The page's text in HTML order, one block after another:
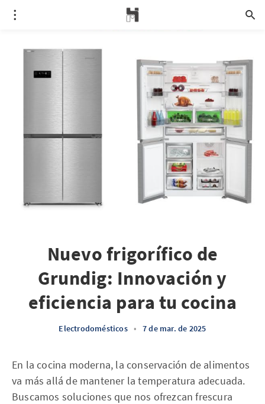
Nuevo frigorífico de
Grundig: Innovación y
eficiencia para tu cocina
Electrodomésticos • 7 de mar. de 2025
En la cocina moderna, la conservación de alimentos
va más allá de mantener la temperatura adecuada.
Buscamos soluciones que nos ofrezcan frescura